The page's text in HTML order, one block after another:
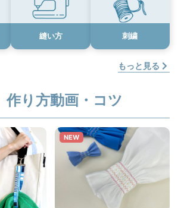
縫い方 刺繍
もっと見る
作り方動画・コツ
NEW